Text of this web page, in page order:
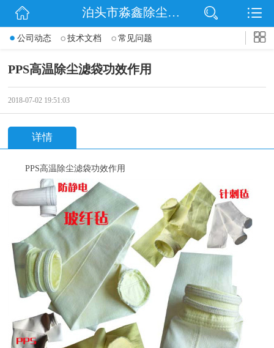
网站首页
泊头市淼鑫除尘配件销售处
公司动态 技术文档 常见问题
PPS高温除尘滤袋功效作用
2018-07-02 19:51:03
详情
PPS高温除尘滤袋功效作用